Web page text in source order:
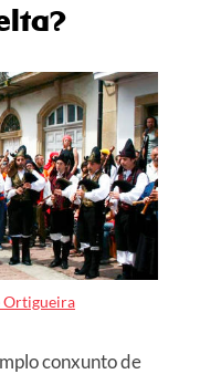
Ortigueira
conxunto de